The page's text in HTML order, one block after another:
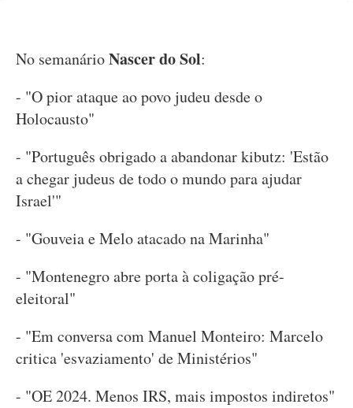
No semanárioNascer do Sol:
- "O pior ataque ao povo judeu desde o
Holocausto"
- "Português obrigado a abandonar kibutz: 'Estão
a chegar judeus de todo o mundo para ajudar
Israel'"
- "Gouveia e Melo atacado na Marinha"
- "Montenegro abre porta à coligação pré-
eleitoral"
- "Em conversa com Manuel Monteiro: Marcelo
critica 'esvaziamento' de Ministérios"
- "OE 2024. Menos IRS, mais impostos indiretos"